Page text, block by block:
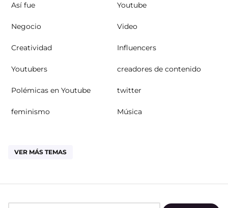
Así fue Youtube
Negocio Video
Creatividad Influencers
Youtubers creadores de contenido
Polémicas en Youtube twitter
feminismo Música
VER MÁS TEMAS